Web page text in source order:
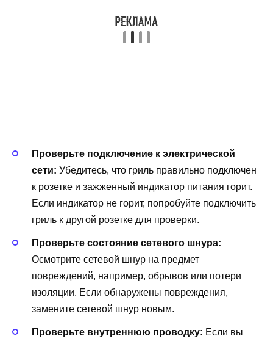
Проверьте подключение к электрической
сети: Убедитесь, что гриль правильно подключен
к розетке и зажженный индикатор питания горит.
Если индикатор не горит, попробуйте подключить
гриль к другой розетке для проверки.
Проверьте состояние сетевого шнура:
Осмотрите сетевой шнур на предмет
повреждений, например, обрывов или потери
изоляции. Если обнаружены повреждения,
замените сетевой шнур новым.
Проверьте внутреннюю проводку: Если вы